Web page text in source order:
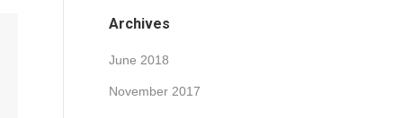
Archives
June 2018
November 2017